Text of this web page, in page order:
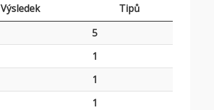
Výsledek
Tipů
5
1
1
1